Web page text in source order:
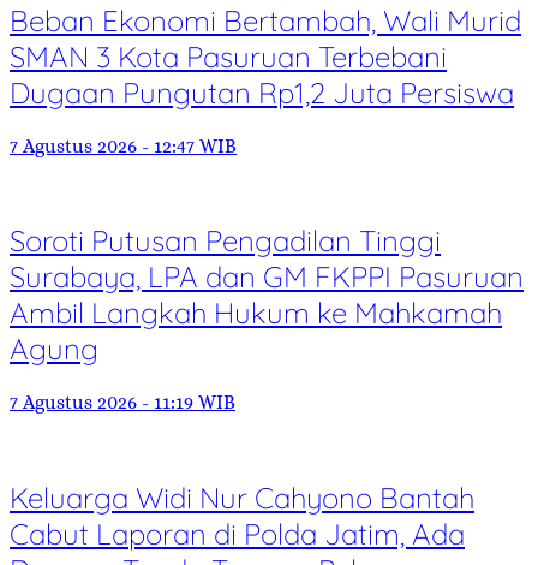
Beban Ekonomi Bertambah, Wali Murid
SMAN 3 Kota Pasuruan Terbebani
Dugaan Pungutan Rp1,2 Juta Persiswa
7 Agustus 2026 - 12:47 WIB
Soroti Putusan Pengadilan Tinggi
Surabaya, LPA dan GM FKPPI Pasuruan
Ambil Langkah Hukum ke Mahkamah
Agung
7 Agustus 2026 - 11:19 WIB
Keluarga Widi Nur Cahyono Bantah
Cabut Laporan di Polda Jatim, Ada